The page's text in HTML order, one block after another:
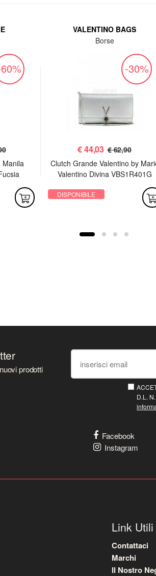
Manila
VALENTINO BAGS
Borse
-30%
€44,03 € 62,90
Clutch Grande Valentino by
Valentino Divina VBS1R401G
DISPONIBILE
prodotti
D.L.
Facebook
Instagram
Link Utili
Contattaci
Marchi
Il Nostro